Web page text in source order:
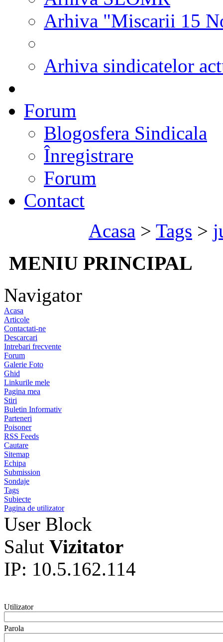
Arhiva "Miscarii 15
Arhiva sindicatelor
Forum
Blogosfera Sindicala
Înregistrare
Forum
Contact
Acasa > Tags >
MENIU PRINCIPAL
Navigator
Acasa
Articole
Contactati-ne
Descarcari
Intrebari frecvente
Forum
Galerie Foto
Ghid
Linkurile mele
Pagina mea
Stiri
Buletin Informativ
Parteneri
Poisoner
RSS Feeds
Cautare
Sitemap
Echipa
Submission
Sondaje
Tags
Subiecte
Pagina de utilizator
User Block
Salut Vizitator
IP: 10.5.162.114
Utilizator
Parola